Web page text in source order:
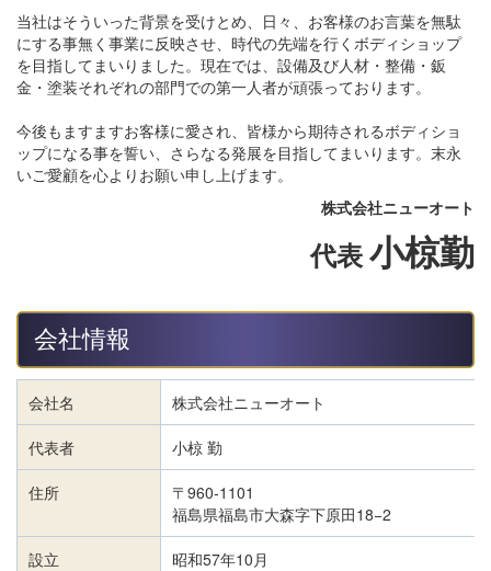
当社はそういった背景を受けとめ、日々、お客様のお言葉を無駄
にする事無く事業に反映させ、時代の先端を行くボディショップ
を目指してまいりました。現在では、設備及び人材・整備・鈑
金・塗装それぞれの部門での第一人者が頑張っております。
今後もますますお客様に愛され、皆様から期待されるボディショ
ップになる事を誓い、さらなる発展を目指してまいります。末永
いご愛顧を心よりお願い申し上げます。
株式会社ニューオート
代表 小椋勤
会社情報
会社名 株式会社ニューオート
代表者 小椋 勤
住所
〒960-1101
福島県福島市大森字下原田18−2
設立 昭和57年10月